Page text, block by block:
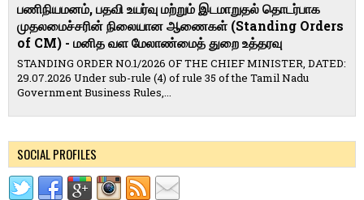
பணிநியமனம், பதவி உயர்வு மற்றும் இடமாறுதல் தொடர்பாக
முதலமைச்சரின் நிலையான ஆணைகள் (Standing Orders
of CM) - மனித வள மேலாண்மைத் துறை உத்தரவு
STANDING ORDER NO.1/2026 OF THE CHIEF MINISTER, DATED:
29.07.2026 Under sub-rule (4) of rule 35 of the Tamil Nadu
Government Business Rules,...
SOCIAL PROFILES